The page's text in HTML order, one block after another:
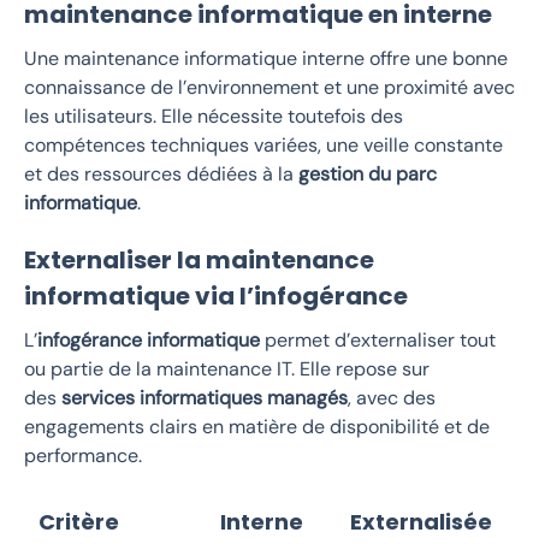
maintenance informatique en interne
Une maintenance informatique interne offre une bonne
connaissance de l’environnement et une proximité avec
les utilisateurs. Elle nécessite toutefois des
compétences techniques variées, une veille constante
et des ressources dédiées à la gestion du parc
informatique.
Externaliser la maintenance
informatique via l’infogérance
L’infogérance informatique permet d’externaliser tout
ou partie de la maintenance IT. Elle repose sur
desservices informatiques managés, avec des
engagements clairs en matière de disponibilité et de
performance.
Critère Interne Externalisée